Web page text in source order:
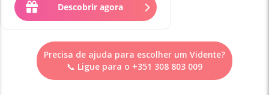
Descobrir agora
Precisa de ajuda para escolher um Vidente?
📞 Ligue para o +351 308 803 009